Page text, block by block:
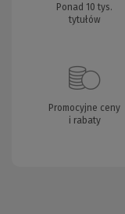
Ponad 10 tys.
tytułów
Promocyjne ceny
i rabaty